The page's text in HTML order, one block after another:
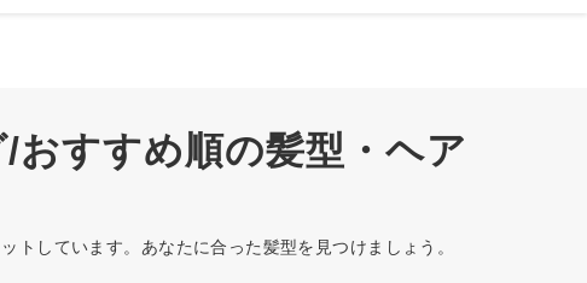
すすめ順の髪型・ヘア
しています。あなたに合った髪型を見つけましょう。